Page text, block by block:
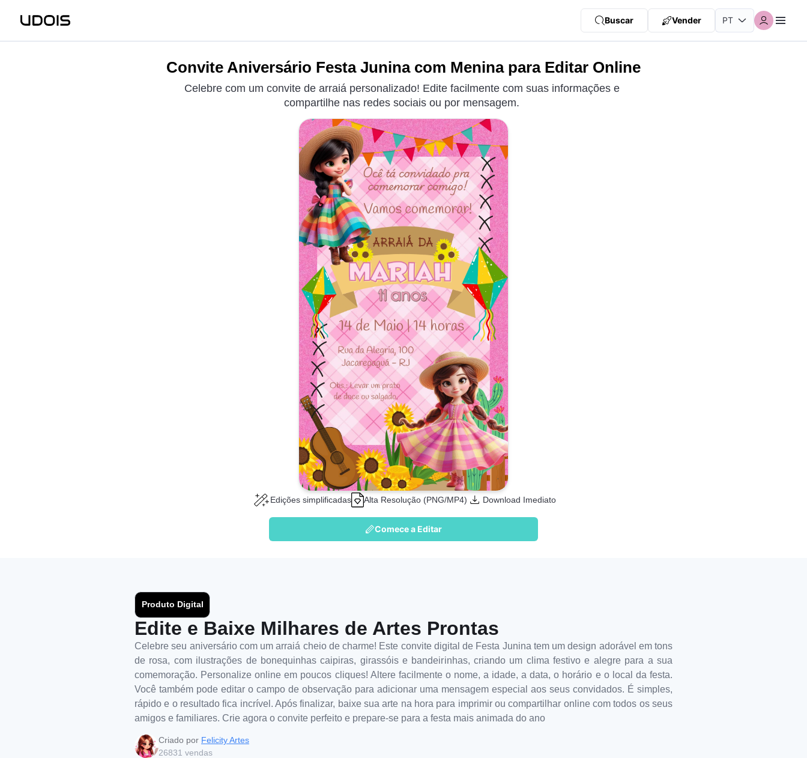
Buscar Vender
Convite Aniversário Festa Junina com Menina para Editar Online
Celebre com um convite de arraiá personalizado! Edite facilmente com suas informações e
compartilhe nas redes sociais ou por mensagem.
Edições simplificadas Alta Resolução (PNG/MP4) Download Imediato
Comece a Editar
Produto Digital
Edite e Baixe Milhares de Artes Prontas
Celebre seu aniversário com um arraiá cheio de charme! Este convite digital de Festa Junina tem um design adorável em tons
de rosa, com ilustrações de bonequinhas caipiras, girassóis e bandeirinhas, criando um clima festivo e alegre para a sua
comemoração. Personalize online em poucos cliques! Altere facilmente o nome, a idade, a data, o horário e o local da festa.
Você também pode editar o campo de observação para adicionar uma mensagem especial aos seus convidados. É simples,
rápido e o resultado fica incrível. Após finalizar, baixe sua arte na hora para imprimir ou compartilhar online com todos os seus
amigos e familiares. Crie agora o convite perfeito e prepare-se para a festa mais animada do ano
Criado por Felicity Artes
26831 vendas